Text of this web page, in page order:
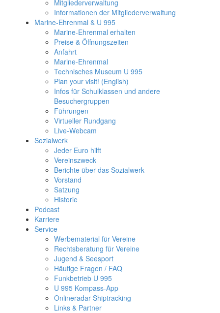
Mitgliederverwaltung
Informationen der Mitgliederverwaltung
Marine-Ehrenmal & U 995
Marine-Ehrenmal erhalten
Preise & Öffnungszeiten
Anfahrt
Marine-Ehrenmal
Technisches Museum U 995
Plan your visit! (English)
Infos für Schulklassen und andere
Besuchergruppen
Führungen
Virtueller Rundgang
Live-Webcam
Sozialwerk
Jeder Euro hilft
Vereinszweck
Berichte über das Sozialwerk
Vorstand
Satzung
Historie
Podcast
Karriere
Service
Werbematerial für Vereine
Rechtsberatung für Vereine
Jugend & Seesport
Häufige Fragen / FAQ
Funkbetrieb U 995
U 995 Kompass-App
Onlineradar Shiptracking
Links & Partner